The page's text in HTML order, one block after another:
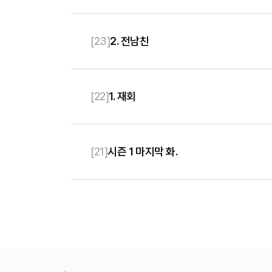
[23]2. 전남친
[22]1. 재회
[21]시즌 1 마지막 화.